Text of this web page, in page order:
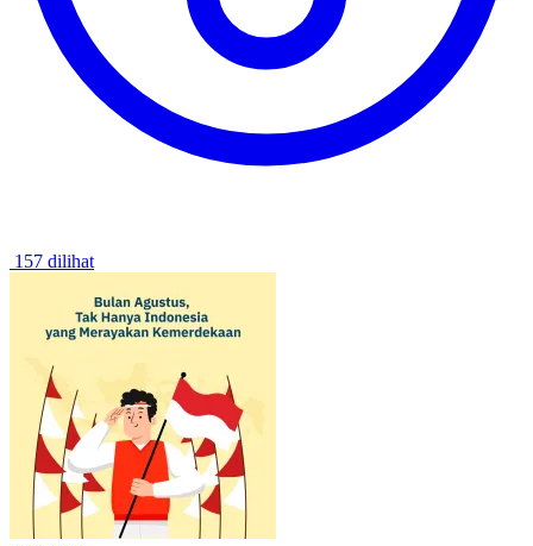
157 dilihat